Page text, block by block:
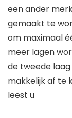
een ander
gemaakt te
om maximaal
meer lagen
de tweede
makkelijk af te
leest u